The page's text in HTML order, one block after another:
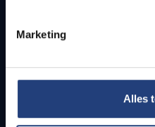
Marketing
Alles
Studenten